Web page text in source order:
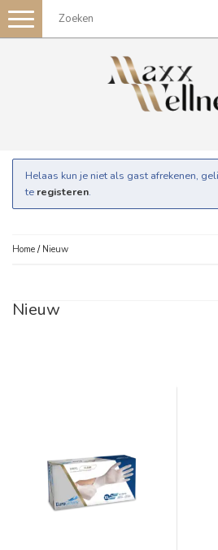
Toggle
navigation
Helaas kun je niet als gast afrekenen,
te registeren.
Home / Nieuw
Nieuw